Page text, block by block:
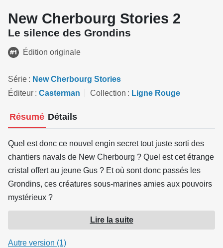
New Cherbourg Stories 2
Le silence des Grondins
Édition originale
Série
New Cherbourg Stories
Éditeur
Casterman Collection Ligne Rouge
Résumé Détails
Quel est donc ce nouvel engin secret tout juste sorti des
chantiers navals de New Cherbourg ? Quel est cet étrange
cristal offert au jeune Gus ? Et où sont donc passés les
Grondins, ces créatures sous-marines amies aux pouvoirs
mystérieux ?
Pour les agents Côme et Pacôme Glacère, ainsi que pour
Julienne, la nouvelle recrue du service de contre-
espionnage de New Cherbourg, l'enquête commence,
Lire la suite
Autre version (1)